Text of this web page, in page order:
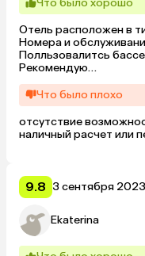
Что было хорошо
Отель расположен в
Номера и
Полльзовалитсь
Рекомендую
просторный. Немного
Номер просторный и
Что было плохо
отсутствие
наличный расчет или
9.8 3 сентября 2023
Ekaterina